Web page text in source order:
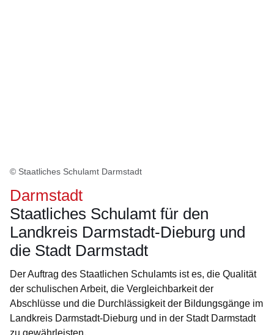
© Staatliches Schulamt Darmstadt
Darmstadt
Staatliches Schulamt für den
Landkreis Darmstadt-Dieburg und
die Stadt Darmstadt
Der Auftrag des Staatlichen Schulamts ist es, die Qualität
der schulischen Arbeit, die Vergleichbarkeit der
Abschlüsse und die Durchlässigkeit der Bildungsgänge im
Landkreis Darmstadt-Dieburg und in der Stadt Darmstadt
zu gewährleisten.